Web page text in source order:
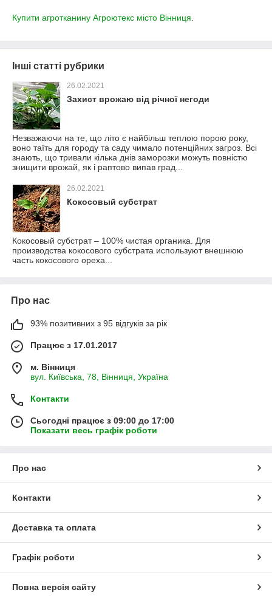
Купити агротканину Агроютекс місто Вінниця
Інші статті рубрики
26.02.2021
Захист врожаю від річної негоди
Незважаючи на те, що літо є найбільш теплою порою року,
воно таїть для городу та саду чимало потенційних загроз. Всі
знають, що тривали кілька днів заморозки можуть повністю
знищити врожай, як і раптово випав град...
26.02.2021
Кокосовый субстрат
Кокосовый субстрат – 100% чистая органика. Для
производства кокосового субстрата используют внешнюю
часть кокосового ореха...
Про нас
93% позитивних з 95 відгуків за рік
Працює з 17.01.2017
м. Вінниця
вул. Київська, 78, Вінниця, Україна
Контакти
Сьогодні працює з 09:00 до 17:00
Показати весь графік роботи
Про нас
Контакти
Доставка та оплата
Графік роботи
Повна версія сайту